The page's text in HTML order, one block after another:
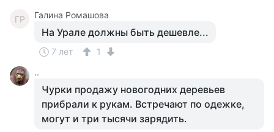
ГР Галина Ромашова
На Урале должны быть дешевле...
7 лет
1
..
Чурки продажу новогодних деревьев
прибрали к рукам. Встречают по одежке,
могут и три тысячи зарядить.